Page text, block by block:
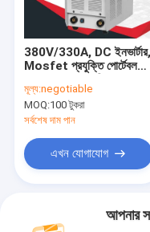
380V/330A, DC ইনভার্টার,
Mosfet প্রযুক্তি পোর্টেবল
মেশিন/Tool Welder-
Arc400
মূল্য:negotiable
MOQ:100 টুকরা
সর্বশেষ দাম পান
এখন যোগাযোগ
আপনার